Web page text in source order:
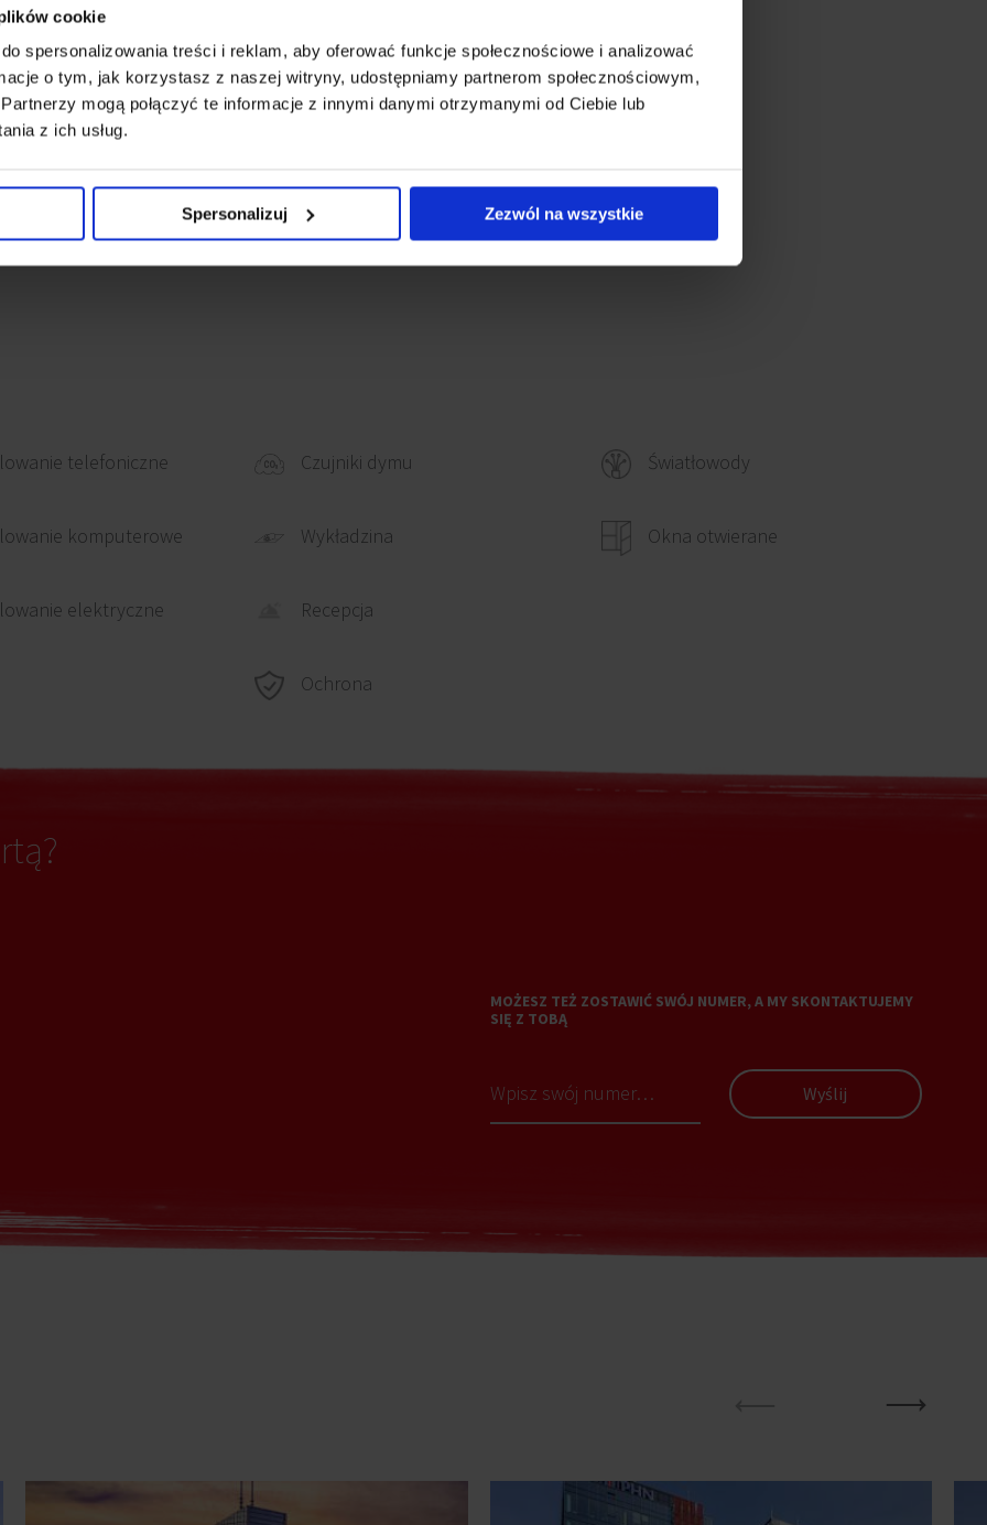
cookie
spersonalizowania treści i reklam, aby oferować funkcje społecznościowe i analizować
o tym, jak korzystasz z naszej witryny, udostępniamy partnerom społecznościowym,
mogą połączyć te informacje z innymi danymi otrzymanymi od Ciebie lub
z ich usług.
Spersonalizuj Zezwól na wszystkie
aglomeracji, przy
charakteryzuje się
w tym stacji
i tramwajowych
Olivia Business
oraz Główny
telefoniczne
komputerowe
elektryczne
Czujniki dymu
Wykładzina
Recepcja
Ochrona
Światłowody
Okna otwierane
MOŻESZ TEŻ ZOSTAWIĆ SWÓJ NUMER, A MY SKONTAKTUJEMY
SIĘ Z TOBĄ
Wyślij